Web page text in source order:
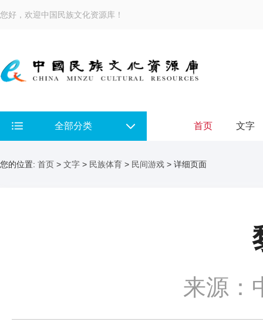
您好，欢迎中国民族文化资源库！
全部分类 首页 文字
您的位置: 首页 > 文字 > 民族体育 > 民间游戏 > 详细页面
来源：